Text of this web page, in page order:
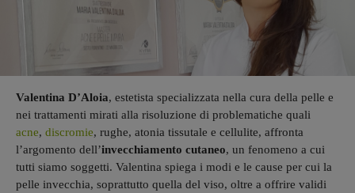
Valentina D’Aloia, estetista specializzata nella cura della pelle e
nei trattamenti mirati alla risoluzione di problematiche quali
acne, discromie, rughe, atonia tissutale e cellulite, affronta
l’argomento dell’invecchiamento cutaneo, un fenomeno a cui
tutti siamo soggetti. Valentina spiega i modi e le cause per cui la
pelle invecchia, soprattutto quella del viso, oltre a offrire validi